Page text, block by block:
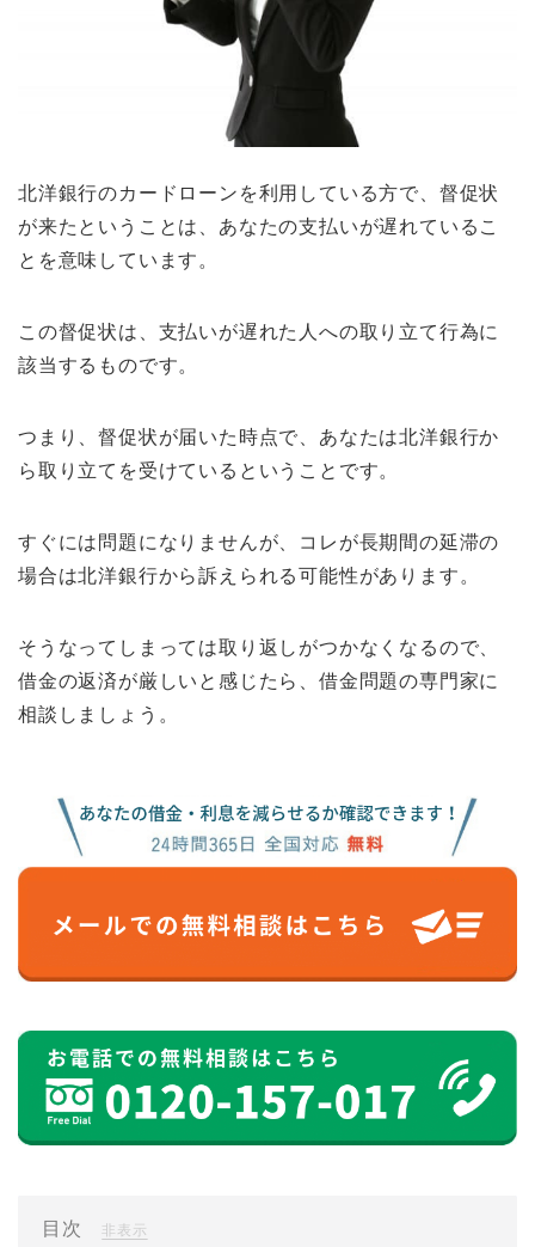
北洋銀行のカードローンを利用している方で、督促状
が来たということは、あなたの支払いが遅れているこ
とを意味しています。
この督促状は、支払いが遅れた人への取り立て行為に
該当するものです。
つまり、督促状が届いた時点で、あなたは北洋銀行か
ら取り立てを受けているということです。
すぐには問題になりませんが、コレが長期間の延滞の
場合は北洋銀行から訴えられる可能性があります。
そうなってしまっては取り返しがつかなくなるので、
借金の返済が厳しいと感じたら、借金問題の専門家に
相談しましょう。
目次 非表示